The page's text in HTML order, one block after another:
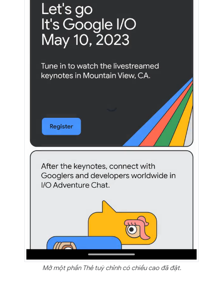
Mở một phần Thẻ tuỳ chỉnh có chiều cao đã đặt.